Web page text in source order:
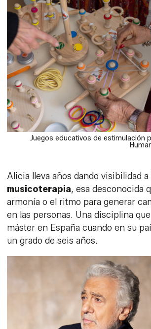
Juegos educativos de estimulación
Alicia lleva años dando visibilidad a
musicoterapia, esa desconocida
armonía o el ritmo para generar
en las personas. Una disciplina
máster en España cuando en su
un grado de seis años.